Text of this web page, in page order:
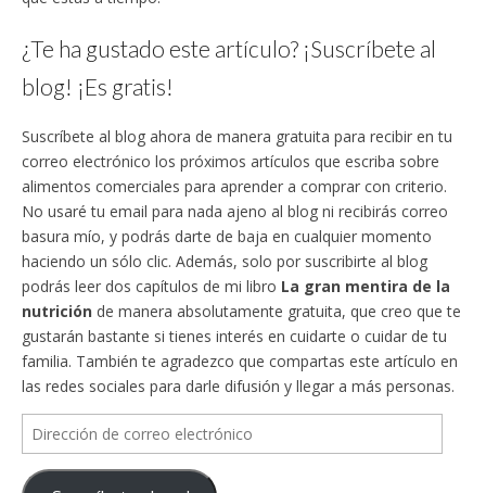
¿Te ha gustado este artículo? ¡Suscríbete al
blog! ¡Es gratis!
Suscríbete al blog ahora de manera gratuita para recibir en tu
correo electrónico los próximos artículos que escriba sobre
alimentos comerciales para aprender a comprar con criterio.
No usaré tu email para nada ajeno al blog ni recibirás correo
basura mío, y podrás darte de baja en cualquier momento
haciendo un sólo clic. Además, solo por suscribirte al blog
podrás leer dos capítulos de mi libro La gran mentira de la
nutrición de manera absolutamente gratuita, que creo que te
gustarán bastante si tienes interés en cuidarte o cuidar de tu
familia. También te agradezco que compartas este artículo en
las redes sociales para darle difusión y llegar a más personas.
Dirección
de
correo